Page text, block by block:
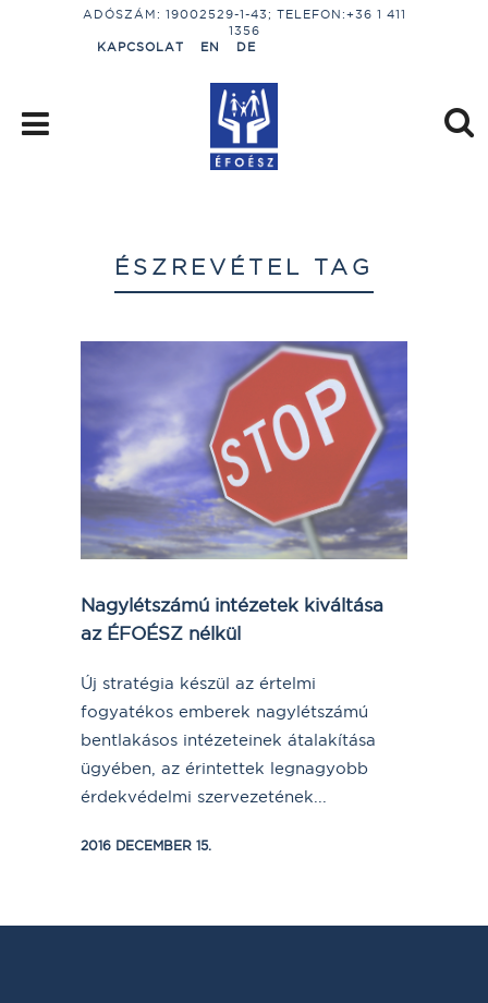
ADÓSZÁM: 19002529-1-43; TELEFON:+36 1 411
1356
KAPCSOLAT
EN DE
ÉSZREVÉTEL TAG
Nagylétszámú intézetek kiváltása
az ÉFOÉSZ nélkül
Új stratégia készül az értelmi
fogyatékos emberek nagylétszámú
bentlakásos intézeteinek átalakítása
ügyében, az érintettek legnagyobb
érdekvédelmi szervezetének...
2016 DECEMBER 15.